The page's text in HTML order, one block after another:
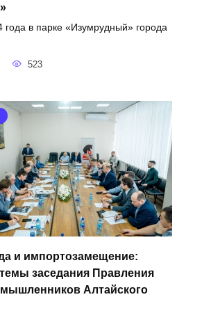
в парке «Изумрудный» города
523
и импортозамещение:
заседания Правления
Алтайского